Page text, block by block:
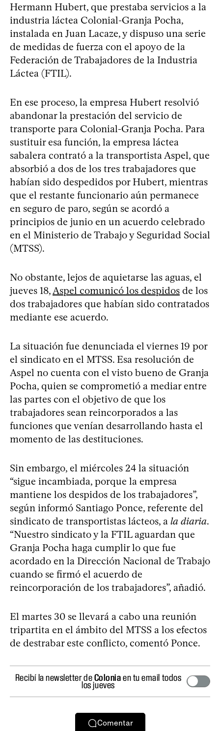
Hermann Hubert, que prestaba servicios a la
industria láctea Colonial-Granja Pocha,
instalada en Juan Lacaze, y dispuso una serie
de medidas de fuerza con el apoyo de la
Federación de Trabajadores de la Industria
Láctea (FTIL).
En ese proceso, la empresa Hubert resolvió
abandonar la prestación del servicio de
transporte para Colonial-Granja Pocha. Para
sustituir esa función, la empresa láctea
sabalera contrató a la transportista Aspel, que
absorbió a dos de los tres trabajadores que
habían sido despedidos por Hubert, mientras
que el restante funcionario aún permanece
en seguro de paro, según se acordó a
principios de junio en un acuerdo celebrado
en el Ministerio de Trabajo y Seguridad Social
(MTSS).
No obstante, lejos de aquietarse las aguas, el
jueves 18, Aspel comunicó los despidos de los
dos trabajadores que habían sido contratados
mediante ese acuerdo.
La situación fue denunciada el viernes 19 por
el sindicato en el MTSS. Esa resolución de
Aspel no cuenta con el visto bueno de Granja
Pocha, quien se comprometió a mediar entre
las partes con el objetivo de que los
trabajadores sean reincorporados a las
funciones que venían desarrollando hasta el
momento de las destituciones.
Sin embargo, el miércoles 24 la situación
“sigue incambiada, porque la empresa
mantiene los despidos de los trabajadores”,
según informó Santiago Ponce, referente del
sindicato de transportistas lácteos, a la diaria.
“Nuestro sindicato y la FTIL aguardan que
Granja Pocha haga cumplir lo que fue
acordado en la Dirección Nacional de Trabajo
cuando se firmó el acuerdo de
reincorporación de los trabajadores”, añadió.
El martes 30 se llevará a cabo una reunión
tripartita en el ámbito del MTSS a los efectos
de destrabar este conflicto, comentó Ponce.
Recibí la newsletter deColoniaen tu email todos
los jueves
Comentar